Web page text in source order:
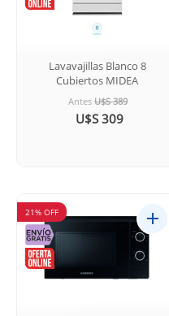
Lavavajillas Blanco 8
Cubiertos MIDEA
Antes U$S 389
U$S 309
21% OFF